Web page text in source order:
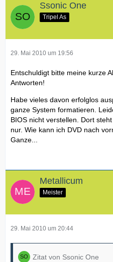
Ssonic One
Tripel As
29. Mai 2010 um 19:56
Entschuldigt bitte meine kurze
Antworten!
Habe vieles davon erfolglos
ganze System formatieren.
BIOS nicht verstellen. Dort
nur. Wie kann ich DVD nach
Ganze...
Metallicum
Meister
29. Mai 2010 um 20:44
Zitat von Ssonic One